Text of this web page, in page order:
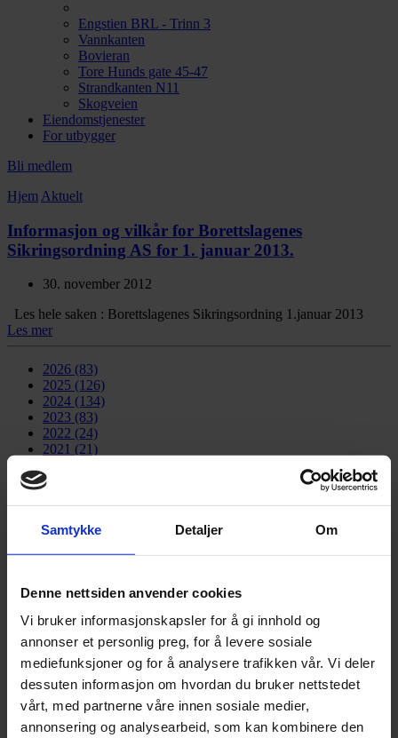
Samtykke Detaljer Om
Denne nettsiden anvender cookies
Vi bruker informasjonskapsler for å gi innhold og
annonser et personlig preg, for å levere sosiale
mediefunksjoner og for å analysere trafikken vår. Vi deler
dessuten informasjon om hvordan du bruker nettstedet
vårt, med partnerne våre innen sosiale medier,
annonsering og analysearbeid, som kan kombinere den
Engstien BRL - Trinn 3
Vannkanten
Bovieran
Tore Hunds gate 45-47
Strandkanten N11
Skogveien
Eiendomstjenester
For utbygger
Bli medlem
Hjem Aktuelt
Informasjon og vilkår for Borettslagenes
Sikringsordning AS for 1. januar 2013.
30. november 2012
Les hele saken : Borettslagenes Sikringsordning 1.januar 2013
Les mer
2026 (83)
2025 (126)
2024 (134)
2023 (83)
2022 (24)
2021 (21)
2019
2016(185)
2014(3)
2012(1)
2011(3)
OMT BBL
Ofoten Midt-Troms Boligbyggelag ble stiftet under navnet Narvik
Boligbyggelag så tidlig som i 1946.